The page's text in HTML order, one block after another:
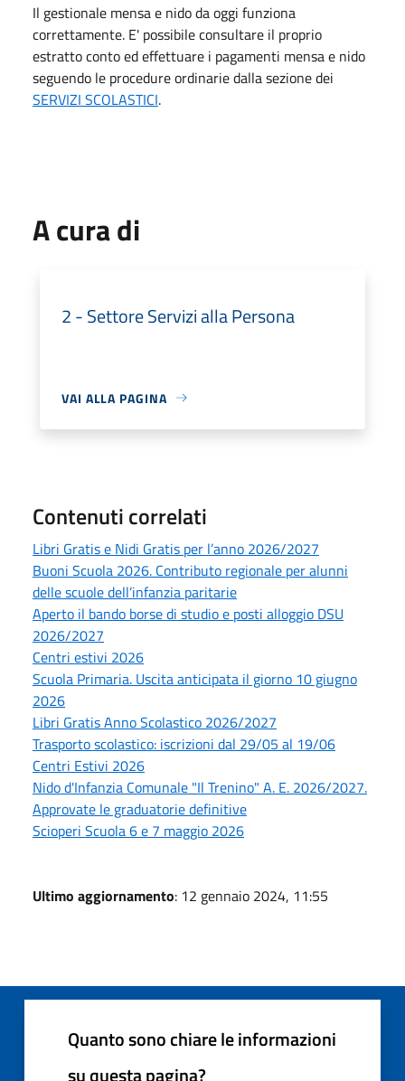
Il gestionale mensa e nido da oggi funziona
correttamente. E' possibile consultare il proprio
estratto conto ed effettuare i pagamenti mensa e nido
seguendo le procedure ordinarie dalla sezione dei
SERVIZI SCOLASTICI.
A cura di
2 - Settore Servizi alla Persona
VAI ALLA PAGINA
Contenuti correlati
Libri Gratis e Nidi Gratis per l’anno 2026/2027
Buoni Scuola 2026. Contributo regionale per alunni
delle scuole dell’infanzia paritarie
Aperto il bando borse di studio e posti alloggio DSU
2026/2027
Centri estivi 2026
Scuola Primaria. Uscita anticipata il giorno 10 giugno
2026
Libri Gratis Anno Scolastico 2026/2027
Trasporto scolastico: iscrizioni dal 29/05 al 19/06
Centri Estivi 2026
Nido d'Infanzia Comunale "Il Trenino" A. E. 2026/2027.
Approvate le graduatorie definitive
Scioperi Scuola 6 e 7 maggio 2026
Ultimo aggiornamento: 12 gennaio 2024, 11:55
Quanto sono chiare le informazioni
su questa pagina?